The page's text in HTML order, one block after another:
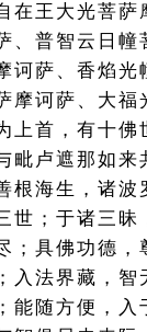
在王大光菩萨
、普智云日幢
诃萨、香焰光
摩诃萨、大福
上首，有十佛
毗卢遮那如来
根海生，诸波
世；于诸三昧
；具佛功德，
入法界藏，智
能随方便，入